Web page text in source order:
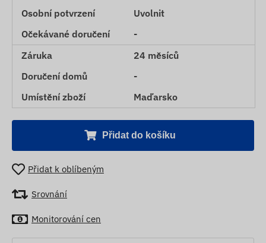
Osobní potvrzení
Uvolnit
Očekávané doručení
-
Záruka
24 měsíců
Doručení domů
-
Umístění zboží
Maďarsko
Přidat do košíku
Přidat k oblíbeným
Srovnání
Monitorování cen